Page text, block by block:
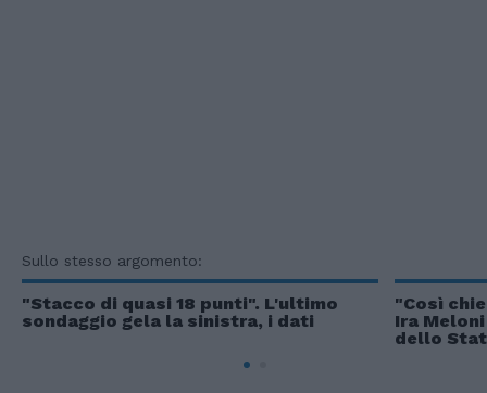
Sullo stesso argomento:
"Stacco di quasi 18 punti". L'ultimo
sondaggio gela la sinistra, i dati
"Così
Ira
dello